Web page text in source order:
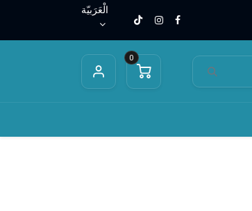
الْعَرَبيّة
0